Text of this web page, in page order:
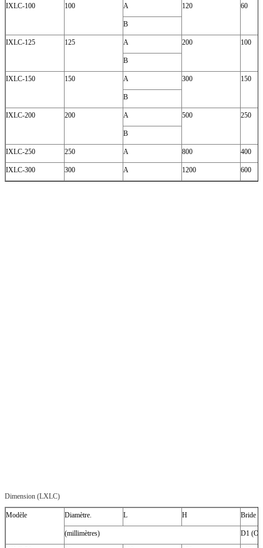
IXLC-100 100 A 120 60
B
IXLC-125 125 A 200 100
B
IXLC-150 150 A 300 150
B
IXLC-200 200 A 500 250
B
IXLC-250 250 A 800 400
IXLC-300 300 A 1200 600
Dimension (LXLC)
Modèle Diamètre. L H Bride
(millimètres) D1